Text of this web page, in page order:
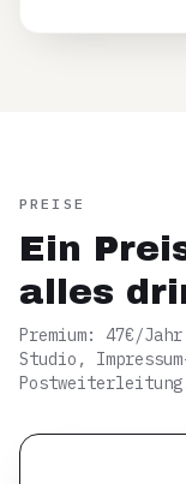
PREISE
Ein
alles
Premium: 47€/
Studio,